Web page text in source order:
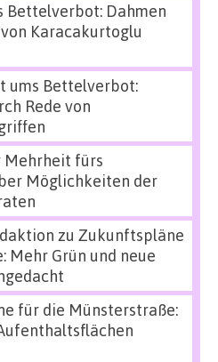
Bettelverbot: Dahmen
Karacakurtoglu
ums Bettelverbot:
Rede von
fürs
Möglichkeiten der
zu Zukunftspläne
Mehr Grün und neue
für die Münsterstraße: